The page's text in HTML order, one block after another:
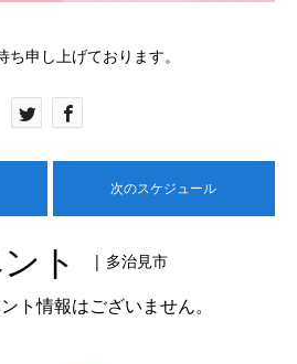
申し上げております。
次のスケジュール
ト | 多治見市
ト情報はございません。